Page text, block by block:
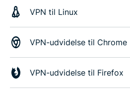
VPN til Linux
VPN-udvidelse til Chrome
VPN-udvidelse til Firefox